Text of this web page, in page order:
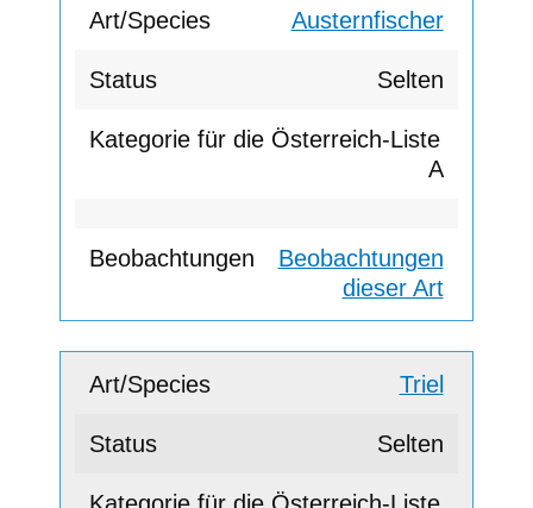
Austernfischer
Selten
A
Beobachtungen
dieser Art
Triel
Selten